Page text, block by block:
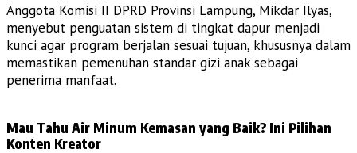
Anggota Komisi II DPRD Provinsi Lampung, Mikdar Ilyas,
menyebut penguatan sistem di tingkat dapur menjadi
kunci agar program berjalan sesuai tujuan, khususnya dalam
memastikan pemenuhan standar gizi anak sebagai
penerima manfaat.
Mau Tahu Air Minum Kemasan yang Baik? Ini Pilihan
Konten Kreator